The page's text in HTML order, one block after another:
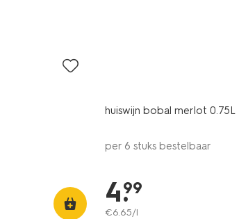
huiswijn bobal merlot 0.75L
per 6 stuks bestelbaar
4.
99
€6.65/l